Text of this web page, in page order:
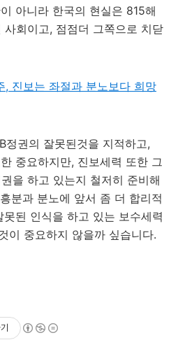
아니라 한국의 현실은 815해
회이고, 점점더 그쪽으로 치닫
, 진보는 좌절과 분노보다 희망
정권의 잘못된것을 지적하고,
중요하지만, 진보세력 또한 그
을 하고 있는지 철저히 준비해
분과 분노에 앞서 좀 더 합리적
된 인식을 하고 있는 보수세력
이 중요하지 않을까 싶습니다.